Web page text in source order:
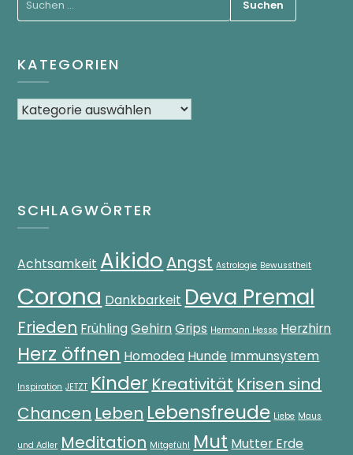
KATEGORIEN
SCHLAGWÖRTER
Achtsamkeit AikidoAngst Astrologie Bewusstheit
Corona Dankbarkeit Deva Premal
Frieden Frühling Gehirn Grips Hermann Hesse Herzhirn
Herz öffnen Homodea Hunde Immunsystem
Inspiration JETZT Kinder Kreativität Krisen sind
Chancen Leben Lebensfreude Liebe Maus
und Adler Meditation Mitgefühl Mut Mutter Erde